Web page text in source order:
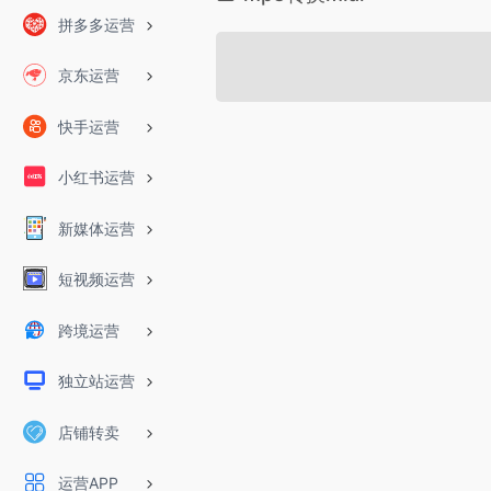
拼多多运营
京东运营
快手运营
小红书运营
新媒体运营
短视频运营
跨境运营
独立站运营
店铺转卖
运营APP